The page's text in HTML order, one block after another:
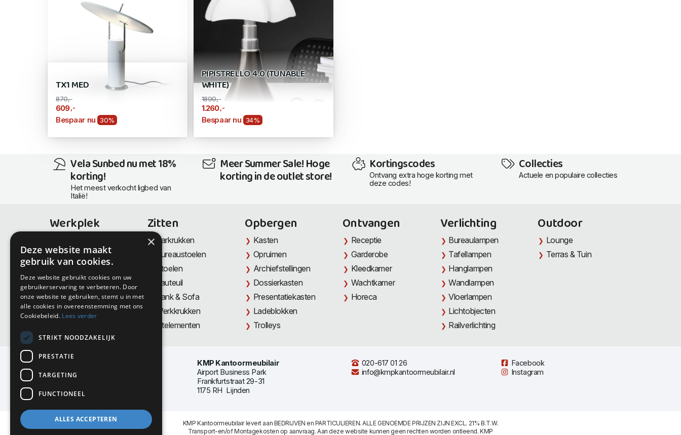
TX1 MED
870,-
609 ,-
Bespaar nu 30%
PIPISTRELLO 4.0 (TUNABLE
WHITE)
1890,-
1.260 ,-
Bespaar nu 34%
Vela Sunbed nu met 18%
korting!
Het meest verkocht ligbed van
Italië!
Meer Summer Sale! Hoge
korting in de outlet store!
Kortingscodes
Ontvang extra hoge korting met
deze codes!
Collecties
Actuele en populaire collecties
Werkplek
Thuiswerkplek
Directiemeubilair
Akoestiek & Privacy
Tafels
Zitten
Barkrukken
Bureaustoelen
Stoelen
Fauteuil
Bank & Sofa
Werkkrukken
Zitelementen
Opbergen
Kasten
Opruimen
Archiefstellingen
Dossierkasten
Presentatiekasten
Ladeblokken
Trolleys
Ontvangen
Receptie
Garderobe
Kleedkamer
Wachtkamer
Horeca
Verlichting
Bureaulampen
Tafellampen
Hanglampen
Wandlampen
Vloerlampen
Lichtobjecten
Railverlichting
Outdoor
Lounge
Terras & Tuin
KMP Kantoormeubilair
Airport Business Park
Frankfurtstraat 29-31
1175 RH Lijnden
020-617 01 26
info@kmpkantoormeubilair.nl
Facebook
Instagram
KMP Kantoormeubilair levert aan BEDRIJVEN en PARTICULIEREN. ALLE GENOEMDE PRIJZEN ZIJN EXCL. 21% B.T.W.
Transport-en/of Montagekosten op aanvraag. Aan deze website kunnen geen rechten worden ontleend. KMP
×
Deze website maakt
gebruik van cookies.
Deze website gebruikt cookies om uw
gebruikerservaring te verbeteren. Door
onze website te gebruiken, stemt u in met
alle cookies in overeenstemming met ons
Cookiebeleid. Lees verder
STRIKT NOODZAKELIJK
PRESTATIE
TARGETING
FUNCTIONEEL
ALLES ACCEPTEREN